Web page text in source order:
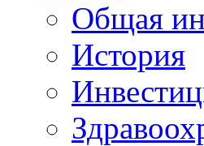
Общая
История